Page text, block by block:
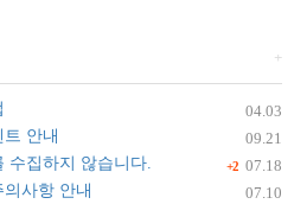
+
04.03
09.21
안내
+2 07.18
수집하지 않습니다.
07.10
사항 안내